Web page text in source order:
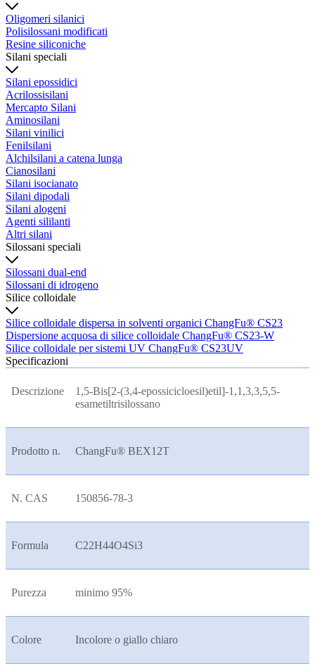
Oligomeri silanici
Polisilossani modificati
Resine siliconiche
Silani speciali
Silani epossidici
Acrilossisilani
Mercapto Silani
Aminosilani
Silani vinilici
Fenilsilani
Alchilsilani a catena lunga
Cianosilani
Silani isocianato
Silani dipodali
Silani alogeni
Agenti sililanti
Altri silani
Silossani speciali
Silossani dual-end
Silossani di idrogeno
Silice colloidale
Silice colloidale dispersa in solventi organici ChangFu® CS23
Dispersione acquosa di silice colloidale ChangFu® CS23-W
Silice colloidale per sistemi UV ChangFu® CS23UV
Specificazioni
Descrizione
1,5-Bis[2-(3,4-epossicicloesil)etil]-1,1,3,3,5,5-
esametiltrisilossano
Prodotto n. ChangFu® BEX12T
N. CAS 150856-78-3
Formula C22H44O4Si3
Purezza minimo 95%
Colore Incolore o giallo chiaro